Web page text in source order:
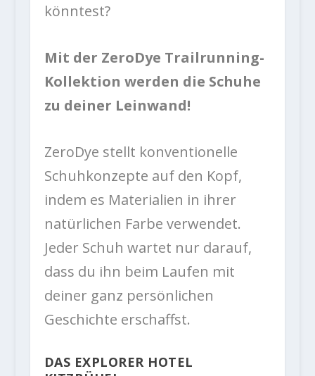
könntest?
Mit der ZeroDye Trailrunning-
Kollektion werden die Schuhe
zu deiner Leinwand!
ZeroDye stellt konventionelle
Schuhkonzepte auf den Kopf,
indem es Materialien in ihrer
natürlichen Farbe verwendet.
Jeder Schuh wartet nur darauf,
dass du ihn beim Laufen mit
deiner ganz persönlichen
Geschichte erschaffst.
DAS EXPLORER HOTEL